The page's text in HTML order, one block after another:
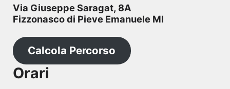
Via Giuseppe Saragat, 8A
Fizzonasco di Pieve Emanuele MI
Calcola Percorso
Orari